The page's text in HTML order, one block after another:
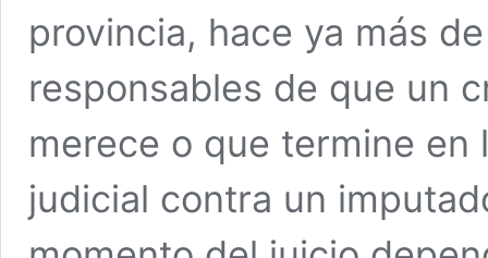
provincia, hace ya más
responsables de que un
merece o que termine
judicial contra un